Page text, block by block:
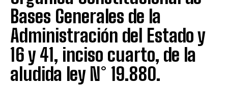
Bases Generales de la
Administración del Estado y
16 y 41, inciso cuarto, de la
aludida ley N° 19.880.